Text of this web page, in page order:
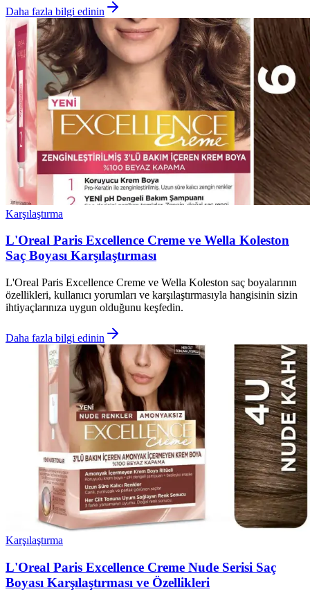
Daha fazla bilgi edinin
Karşılaştırma
L'Oreal Paris Excellence Creme ve Wella Koleston
Saç Boyası Karşılaştırması
L'Oreal Paris Excellence Creme ve Wella Koleston saç boyalarının
özellikleri, kullanıcı yorumları ve karşılaştırmasıyla hangisinin sizin
ihtiyaçlarınıza uygun olduğunu keşfedin.
Daha fazla bilgi edinin
Karşılaştırma
L'Oreal Paris Excellence Creme Nude Serisi Saç
Boyası Karşılaştırması ve Özellikleri